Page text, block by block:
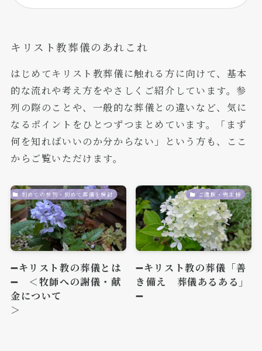
キリスト教葬儀のあれこれ
はじめてキリスト教葬儀に触れる方に向けて、基本
的な流れや考え方をやさしくご紹介しています。参
列の際のことや、一般的な葬儀との違いなど、気に
なるポイントをひとつずつまとめています。「まず
何を知ればいいのか分からない」という方も、ここ
からご覧いただけます。
初めての参列・初めて葬儀を検討
➖キリスト教の葬儀とは
➖ ＜牧師への謝儀・献
金について
＞
ご遺族・喪主様
➖キリスト教の葬儀「善
き備え 葬儀あるある」
➖